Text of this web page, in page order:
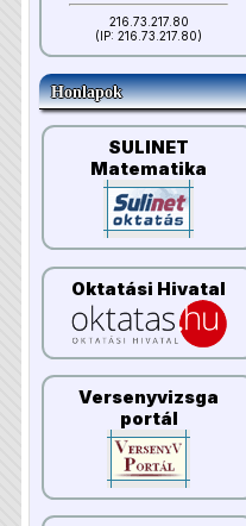
216.73.217.80
(IP: 216.73.217.80)
Honlapok
SULINET
Matematika
Oktatási Hivatal
Versenyvizsga
portál